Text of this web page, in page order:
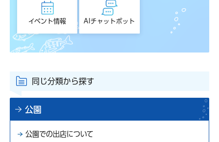
イベント情報 AIチャットボット
同じ分類から探す
公園
公園での出店について